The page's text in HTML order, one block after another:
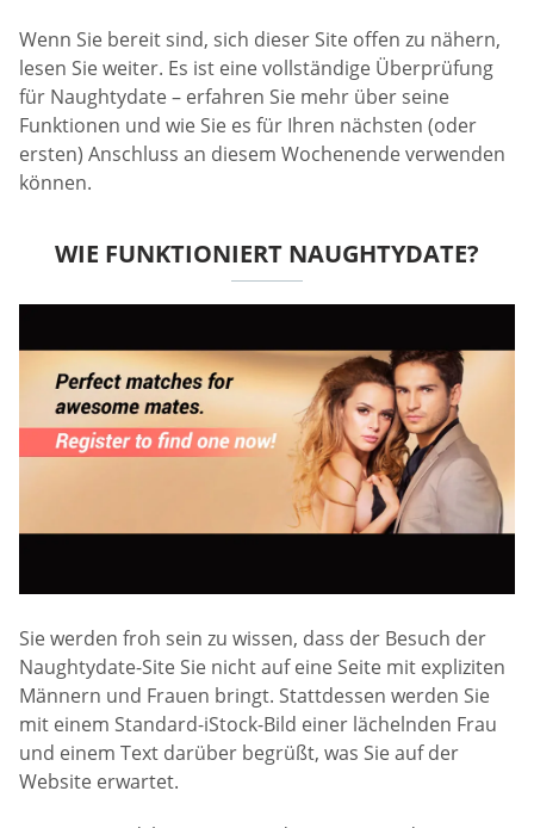
Wenn Sie bereit sind, sich dieser Site offen zu nähern,
lesen Sie weiter. Es ist eine vollständige Überprüfung
für Naughtydate – erfahren Sie mehr über seine
Funktionen und wie Sie es für Ihren nächsten (oder
ersten) Anschluss an diesem Wochenende verwenden
können.
WIE FUNKTIONIERT NAUGHTYDATE?
Sie werden froh sein zu wissen, dass der Besuch der
Naughtydate-Site Sie nicht auf eine Seite mit expliziten
Männern und Frauen bringt. Stattdessen werden Sie
mit einem Standard-iStock-Bild einer lächelnden Frau
und einem Text darüber begrüßt, was Sie auf der
Website erwartet.